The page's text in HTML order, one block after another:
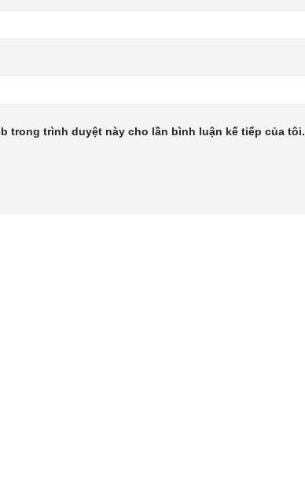
trong trình duyệt này cho lần bình luận kế tiếp của tôi.